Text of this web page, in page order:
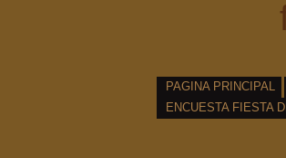
PAGINA PRINCIPAL
ENCUESTA FIESTA